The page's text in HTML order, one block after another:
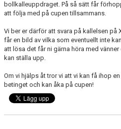
DOKUMENT
KONTAKT
bollkalleuppdraget. På så sätt får
att följa med på cupen tillsammans.
Vi ber er därför att svara på kallelsen på
får en bild av vilka som eventuellt inte
att lösa det får ni gärna höra med
kan ställa upp.
Om vi hjälps åt tror vi att vi kan få ihop
betinget och kan åka på cupen!